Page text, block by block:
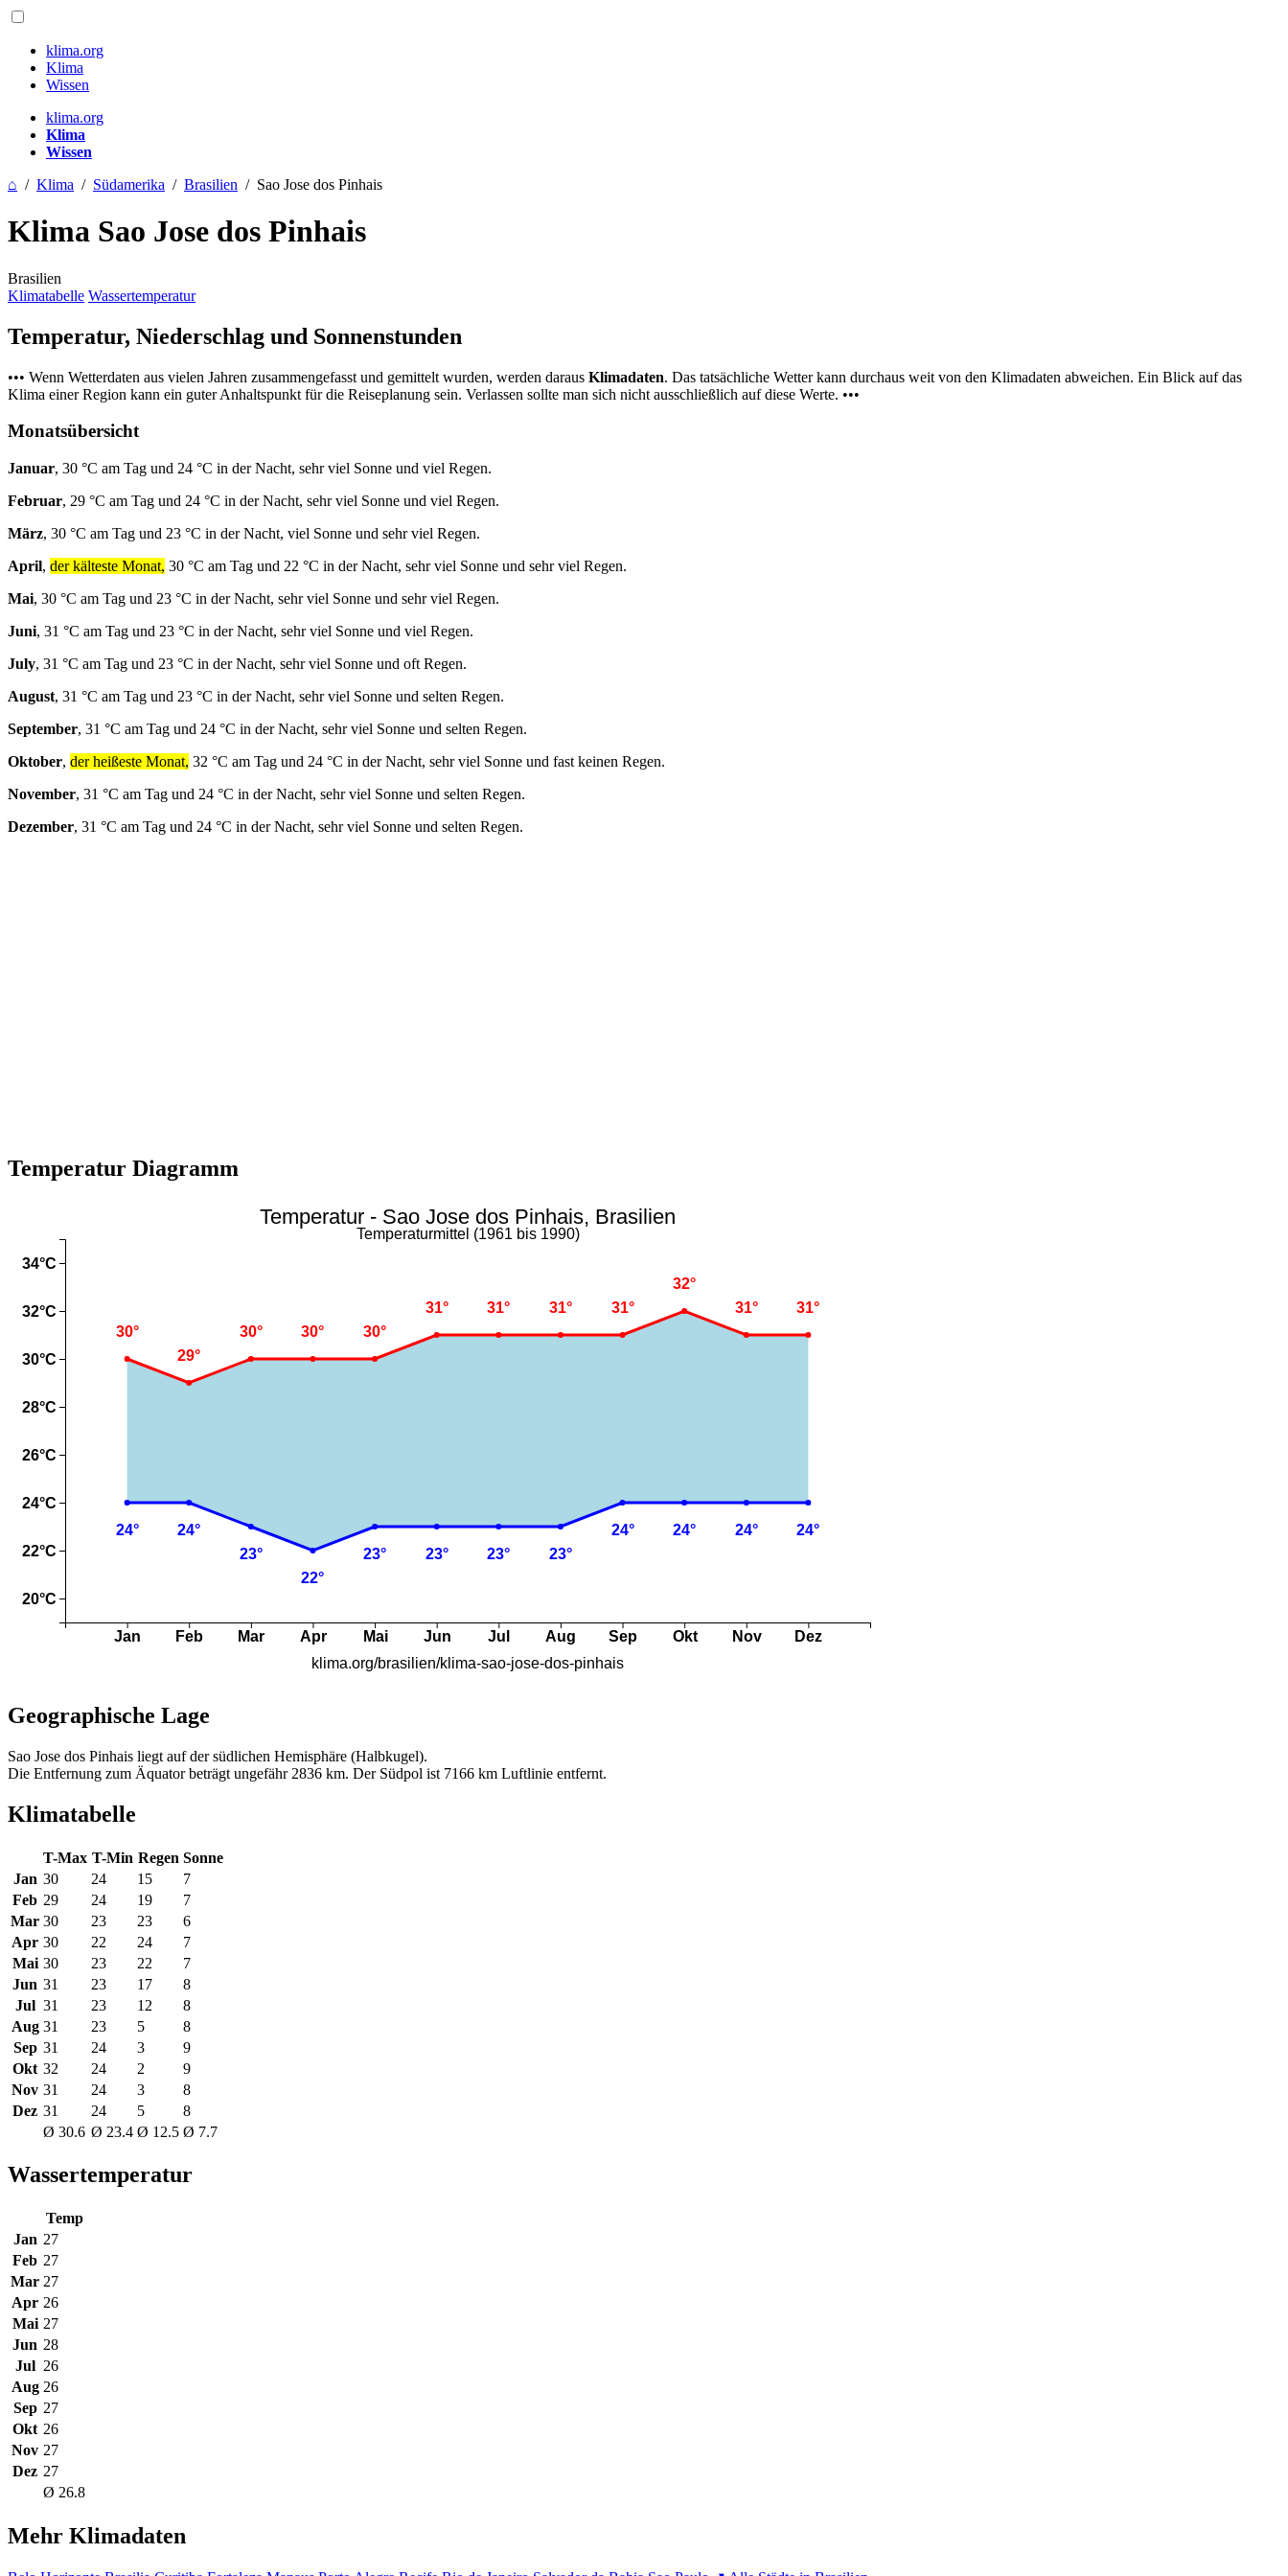
klima.org
Klima
Wissen
klima.org
Klima
Wissen
⌂ / Klima / Südamerika / Brasilien / Sao Jose dos Pinhais
Klima Sao Jose dos Pinhais
Brasilien
Klimatabelle Wassertemperatur
Temperatur, Niederschlag und Sonnenstunden
••• Wenn Wetterdaten aus vielen Jahren zusammengefasst und gemittelt wurden, werden daraus Klimadaten. Das tatsächliche Wetter kann durchaus weit von den Klimadaten abweichen. Ein Blick auf das
Klima einer Region kann ein guter Anhaltspunkt für die Reiseplanung sein. Verlassen sollte man sich nicht ausschließlich auf diese Werte. •••
Monatsübersicht
Januar, 30 °C am Tag und 24 °C in der Nacht, sehr viel Sonne und viel Regen.
Februar, 29 °C am Tag und 24 °C in der Nacht, sehr viel Sonne und viel Regen.
März, 30 °C am Tag und 23 °C in der Nacht, viel Sonne und sehr viel Regen.
April, der kälteste Monat, 30 °C am Tag und 22 °C in der Nacht, sehr viel Sonne und sehr viel Regen.
Mai, 30 °C am Tag und 23 °C in der Nacht, sehr viel Sonne und sehr viel Regen.
Juni, 31 °C am Tag und 23 °C in der Nacht, sehr viel Sonne und viel Regen.
July, 31 °C am Tag und 23 °C in der Nacht, sehr viel Sonne und oft Regen.
August, 31 °C am Tag und 23 °C in der Nacht, sehr viel Sonne und selten Regen.
September, 31 °C am Tag und 24 °C in der Nacht, sehr viel Sonne und selten Regen.
Oktober, der heißeste Monat, 32 °C am Tag und 24 °C in der Nacht, sehr viel Sonne und fast keinen Regen.
November, 31 °C am Tag und 24 °C in der Nacht, sehr viel Sonne und selten Regen.
Dezember, 31 °C am Tag und 24 °C in der Nacht, sehr viel Sonne und selten Regen.
Temperatur Diagramm
Geographische Lage
Sao Jose dos Pinhais liegt auf der südlichen Hemisphäre (Halbkugel).
Die Entfernung zum Äquator beträgt ungefähr 2836 km. Der Südpol ist 7166 km Luftlinie entfernt.
Klimatabelle
T-Max T-Min Regen Sonne
Jan 30 24 15
7
Feb 29 24 19
7
Mar 30 23 23
6
Apr 30 22 24
7
Mai 30 23 22
7
Jun 31 23 17
8
Jul 31 23 12
8
Aug 31 23 5
8
Sep 31 24 3
9
Okt 32 24 2
9
Nov 31 24 3
8
Dez 31 24 5
8
Ø 30.6 Ø 23.4 Ø 12.5 Ø 7.7
Wassertemperatur
Temp
Jan 27
Feb 27
Mar 27
Apr 26
Mai 27
Jun 28
Jul 26
Aug 26
Sep 27
Okt 26
Nov 27
Dez 27
Ø 26.8
Mehr Klimadaten